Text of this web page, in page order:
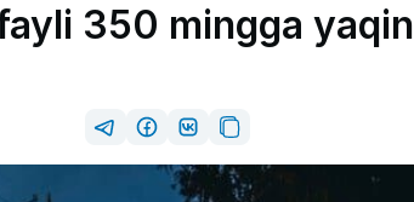
350 mingga yaqin